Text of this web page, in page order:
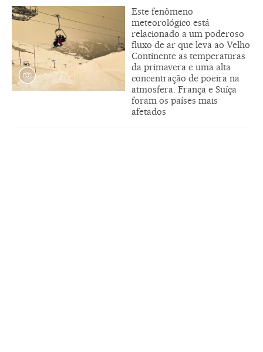
Este fenômeno
meteorológico está
relacionado a um poderoso
fluxo de ar que leva ao Velho
Continente as temperaturas
da primavera e uma alta
concentração de poeira na
atmosfera. França e Suíça
foram os países mais
afetados